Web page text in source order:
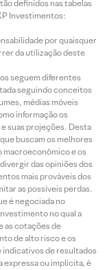
definidos nas tabelas
Investimentos:
por quaisquer
da utilização deste
seguem diferentes
seguindo conceitos
médias móveis
informação os
suas projeções. Desta
buscam os melhores
macroeconômico e os
das opiniões dos
mais prováveis dos
as possíveis perdas.
é negociada no
no qual a
as cotações de
de alto risco e os
indicativos de resultados
expressa ou implícita, é